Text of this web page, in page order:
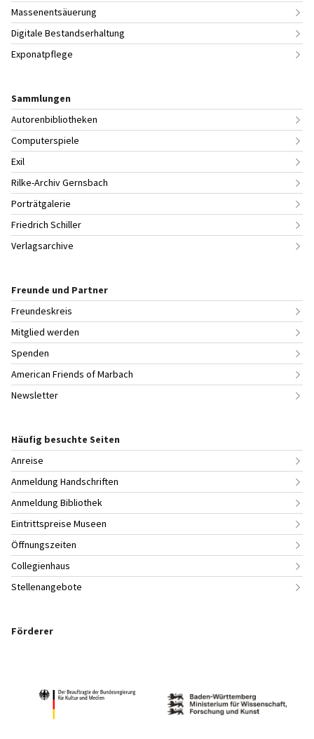
Massenentsäuerung
Digitale Bestandserhaltung
Exponatpflege
Sammlungen
Autorenbibliotheken
Computerspiele
Exil
Rilke-Archiv Gernsbach
Porträtgalerie
Friedrich Schiller
Verlagsarchive
Freunde und Partner
Freundeskreis
Mitglied werden
Spenden
American Friends of Marbach
Newsletter
Häufig besuchte Seiten
Anreise
Anmeldung Handschriften
Anmeldung Bibliothek
Eintrittspreise Museen
Öffnungszeiten
Collegienhaus
Stellenangebote
Förderer